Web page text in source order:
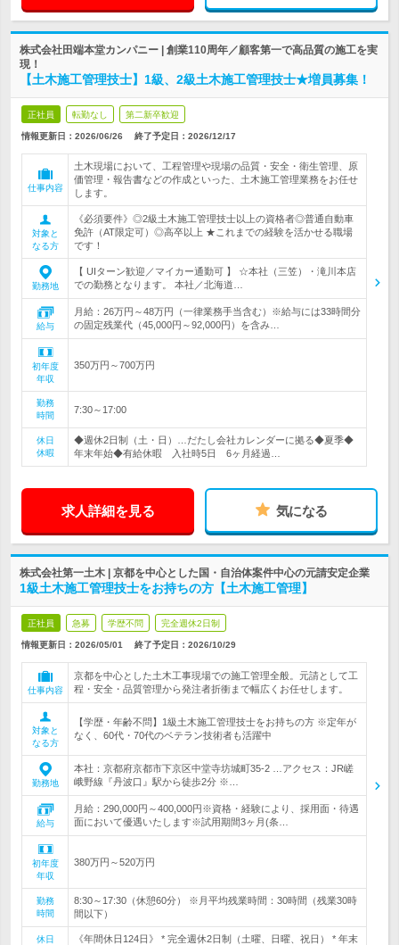
株式会社田端本堂カンパニー | 創業110周年／顧客第一で高品質の施工を実
現！
【土木施工管理技士】1級、2級土木施工管理技士★増員募集！
正社員 転勤なし 第二新卒歓迎
情報更新日：2026/06/26 終了予定日： 2026/12/17
仕事内容
土木現場において、工程管理や現場の品質・安全・衛生管理、原
価管理・報告書などの作成といった、土木施工管理業務をお任せ
します。
対象と
なる方
《必須要件》◎2級土木施工管理技士以上の資格者◎普通自動車
免許（AT限定可）◎高卒以上 ★これまでの経験を活かせる職場
です！
勤務地
【 UIターン歓迎／マイカー通勤可 】 ☆本社（三笠）・滝川本店
での勤務となります。 本社／北海道…
給与
月給：26万円～48万円（一律業務手当含む）※給与には33時間分
の固定残業代（45,000円～92,000円）を含み…
初年度
年収
350万円～700万円
勤務
時間
7:30～17:00
休日
休暇
◆週休2日制（土・日）…だたし会社カレンダーに拠る◆夏季◆
年末年始◆有給休暇 入社時5日 6ヶ月経過…
求人詳細を見る 気になる
株式会社第一土木 | 京都を中心とした国・自治体案件中心の元請安定企業
1級土木施工管理技士をお持ちの方【土木施工管理】
正社員 急募 学歴不問 完全週休2日制
情報更新日：2026/05/01 終了予定日： 2026/10/29
仕事内容
京都を中心とした土木工事現場での施工管理全般。元請として工
程・安全・品質管理から発注者折衝まで幅広くお任せします。
対象と
なる方
【学歴・年齢不問】1級土木施工管理技士をお持ちの方 ※定年が
なく、60代・70代のベテラン技術者も活躍中
勤務地
本社：京都府京都市下京区中堂寺坊城町35-2 …アクセス：JR嵯
峨野線『丹波口』駅から徒歩2分 ※…
給与
月給：290,000円～400,000円※資格・経験により、採用面・待遇
面において優遇いたします※試用期間3ヶ月(条…
初年度
年収
380万円～520万円
勤務
時間
8:30～17:30（休憩60分） ※月平均残業時間：30時間（残業30時
間以下）
休日
《年間休日124日》 * 完全週休2日制（土曜、日曜、祝日） * 年末